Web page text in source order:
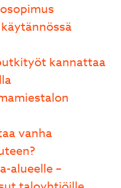
kannattaa
vanha
alueelle –